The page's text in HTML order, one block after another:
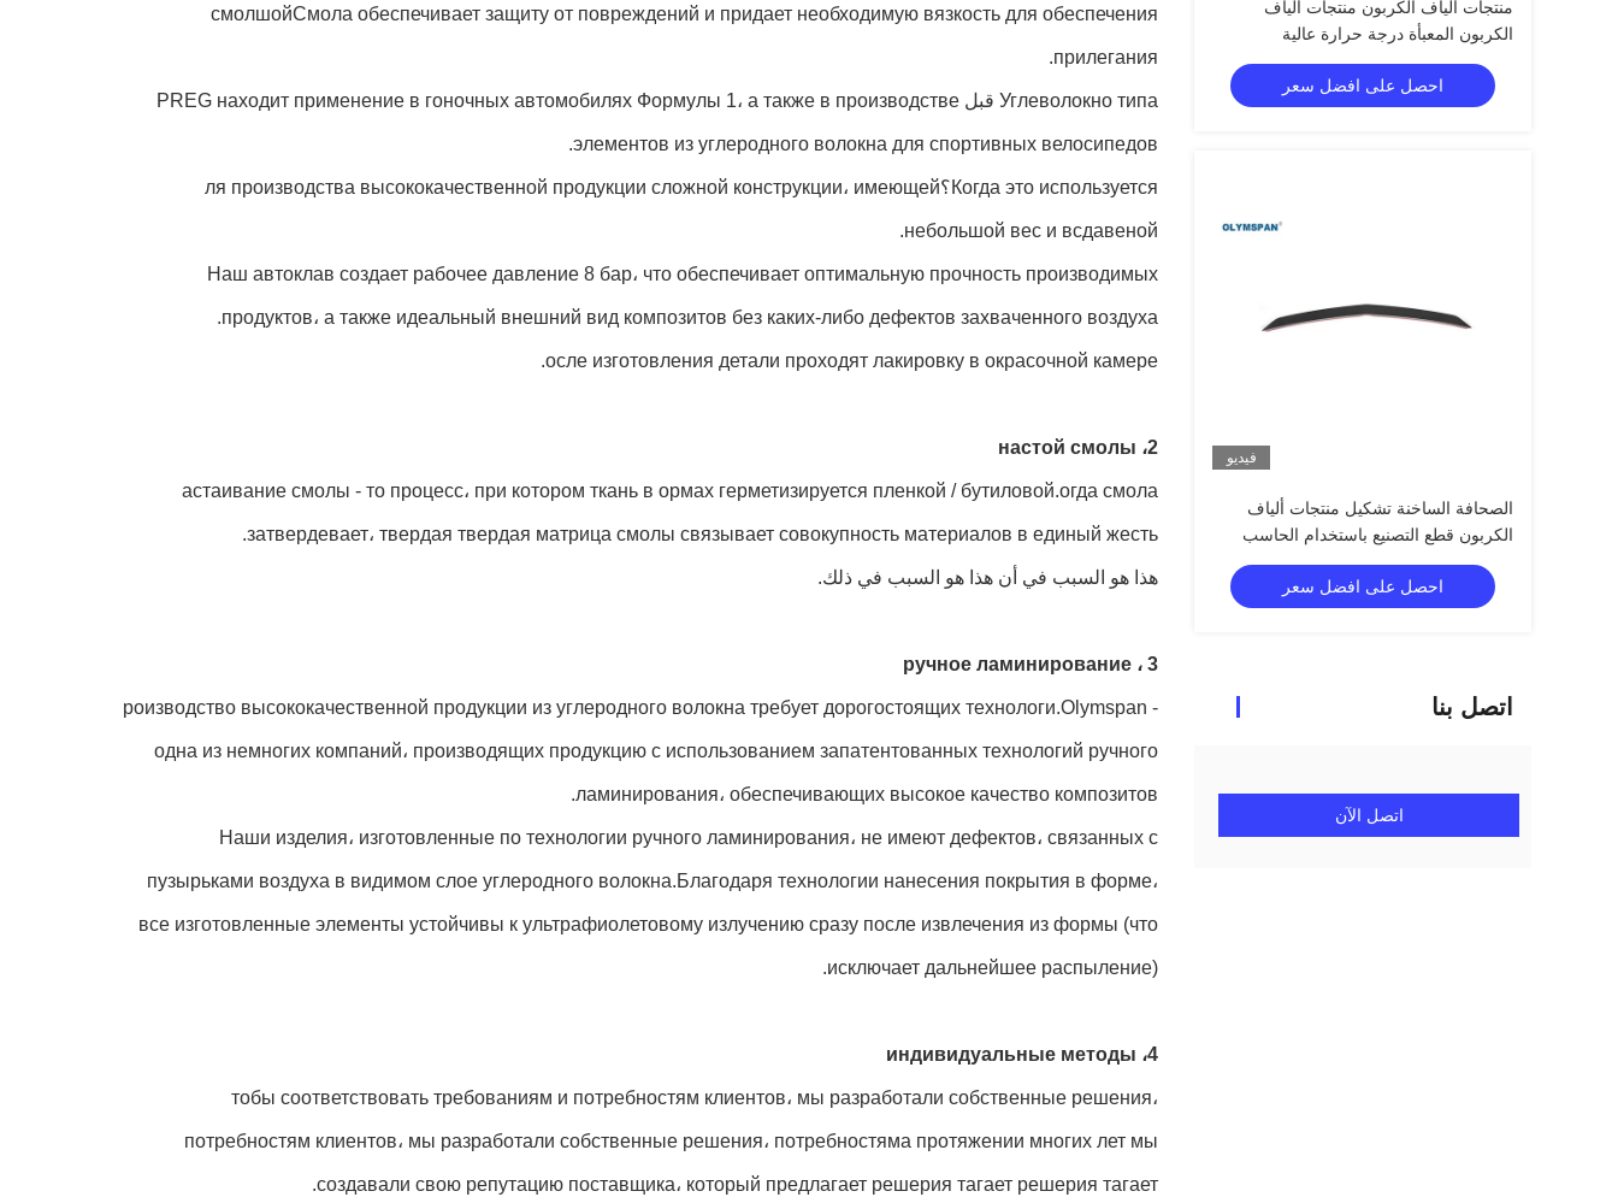
منتجات ألياف الكربون منتجات ألياف
الكربون المعبأة درجة حرارة عالية
احصل على افضل سعر
فيديو
الصحافة الساخنة تشكيل منتجات ألياف
الكربون قطع التصنيع باستخدام الحاسب
الآلي تصميم OEM
احصل على افضل سعر
اتصل بنا
اتصل الآن
смолшойСмола обеспечивает защиту от повреждений и придает необходимую вязкость для обеспечения
прилегания.
Углеволокно типа قبل PREG находит применение в гоночных автомобилях Формулы 1، а также в производстве
элементов из углеродного волокна для спортивных велосипедов.
Когда это используется؟ля производства высококачественной продукции сложной конструкции، имеющей
небольшой вес и всдавеной.
Наш автоклав создает рабочее давление 8 бар، что обеспечивает оптимальную прочность производимых
продуктов، а также идеальный внешний вид композитов без каких-либо дефектов захваченного воздуха.
осле изготовления детали проходят лакировку в окрасочной камере.
2، настой смолы
астаивание смолы - то процесс، при котором ткань в ормах герметизируется пленкой / бутиловой.огда смола
затвердевает، твердая твердая матрица смолы связывает совокупность материалов в единый жесть.
هذا هو السبب في أن هذا هو السبب في ذلك.
3 ، ручное ламинирование
роизводство высококачественной продукции из углеродного волокна требует дорогостоящих технологи.Olymspan -
одна из немногих компаний، производящих продукцию с использованием запатентованных технологий ручного
ламинирования، обеспечивающих высокое качество композитов.
Наши изделия، изготовленные по технологии ручного ламинирования، не имеют дефектов، связанных с
пузырьками воздуха в видимом слое углеродного волокна.Благодаря технологии нанесения покрытия в форме،
все изготовленные элементы устойчивы к ультрафиолетовому излучению сразу после извлечения из формы (что
исключает дальнейшее распыление).
4، индивидуальные методы
тобы соответствовать требованиям и потребностям клиентов، мы разработали собственные решения،
потребностям клиентов، мы разработали собственные решения، потребностяма протяжении многих лет мы
создавали свою репутацию поставщика، который предлагает решерия тагает решерия тагает.